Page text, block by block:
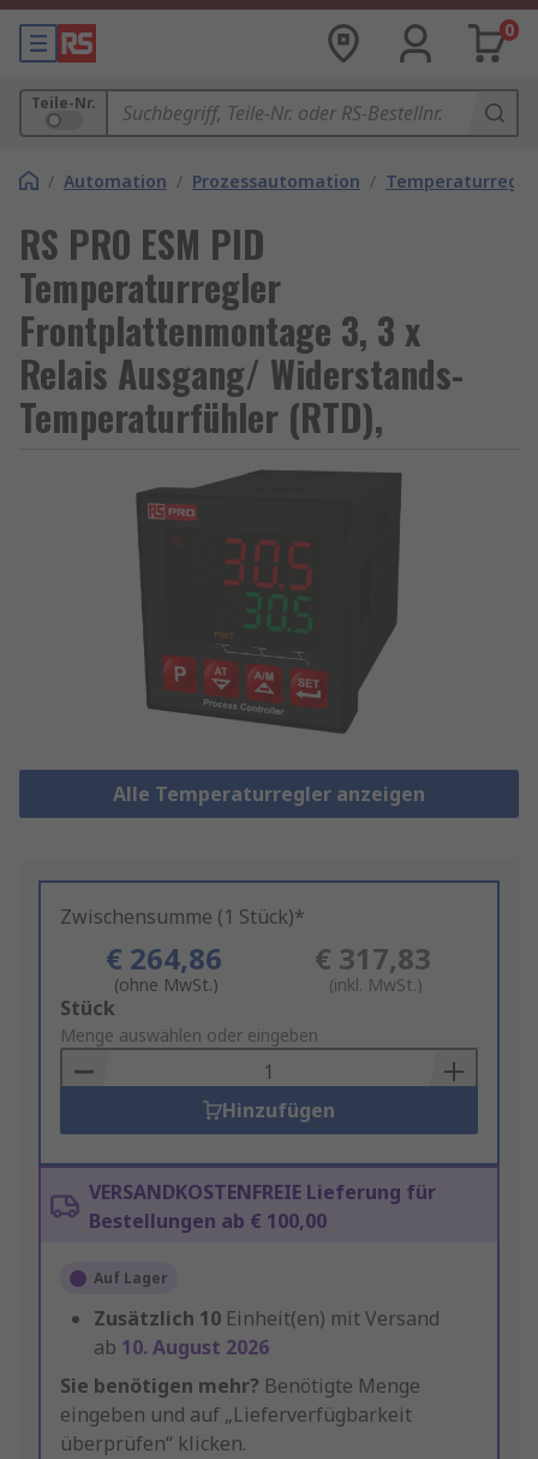
0
Teile-Nr.
/ Automation / Prozessautomation /
RS PRO ESM PID
Temperaturregler
Frontplattenmontage 3, 3 x
Relais Ausgang/ Widerstands-
Temperaturfühler (RTD),
Alle Temperaturregler anzeigen
Zwischensumme (1 Stück)*
€ 264,86
(ohne MwSt.)
€ 317,83
(inkl. MwSt.)
Add
to
Basket
Stück
Menge auswählen oder eingeben
Hinzufügen
VERSANDKOSTENFREIE Lieferung für
Bestellungen ab € 100,00
Auf Lager
Zusätzlich 10 Einheit(en) mit Versand
ab 10. August 2026
Sie benötigen mehr? Benötigte Menge
eingeben und auf „Lieferverfügbarkeit
überprüfen“ klicken.